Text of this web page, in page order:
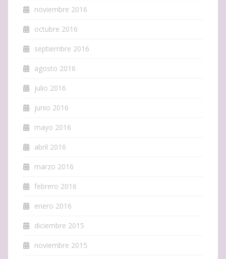
noviembre 2016
octubre 2016
septiembre 2016
agosto 2016
julio 2016
junio 2016
mayo 2016
abril 2016
marzo 2016
febrero 2016
enero 2016
diciembre 2015
noviembre 2015